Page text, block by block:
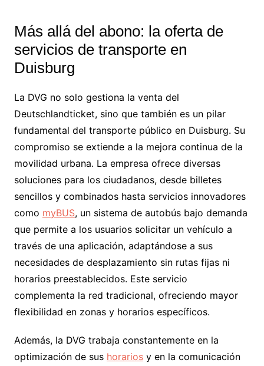
Más allá del abono: la oferta de
servicios de transporte en
Duisburg
La DVG no solo gestiona la venta del
Deutschlandticket, sino que también es un pilar
fundamental del transporte público en Duisburg. Su
compromiso se extiende a la mejora continua de la
movilidad urbana. La empresa ofrece diversas
soluciones para los ciudadanos, desde billetes
sencillos y combinados hasta servicios innovadores
como myBUS, un sistema de autobús bajo demanda
que permite a los usuarios solicitar un vehículo a
través de una aplicación, adaptándose a sus
necesidades de desplazamiento sin rutas fijas ni
horarios preestablecidos. Este servicio
complementa la red tradicional, ofreciendo mayor
flexibilidad en zonas y horarios específicos.
Además, la DVG trabaja constantemente en la
optimización de sus horariosy en la comunicación